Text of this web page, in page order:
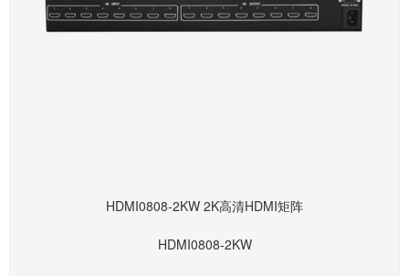
HDMI0808-2KW 2K高清HDMI矩阵
HDMI0808-2KW